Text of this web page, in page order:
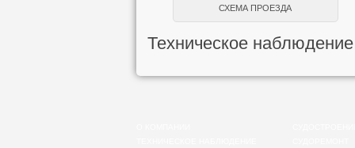
СХЕМА ПРОЕЗДА
Техническое наблюдение